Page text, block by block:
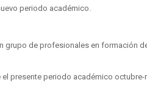
periodo académico.
grupo de profesionales en formación
el presente periodo académico octubre-